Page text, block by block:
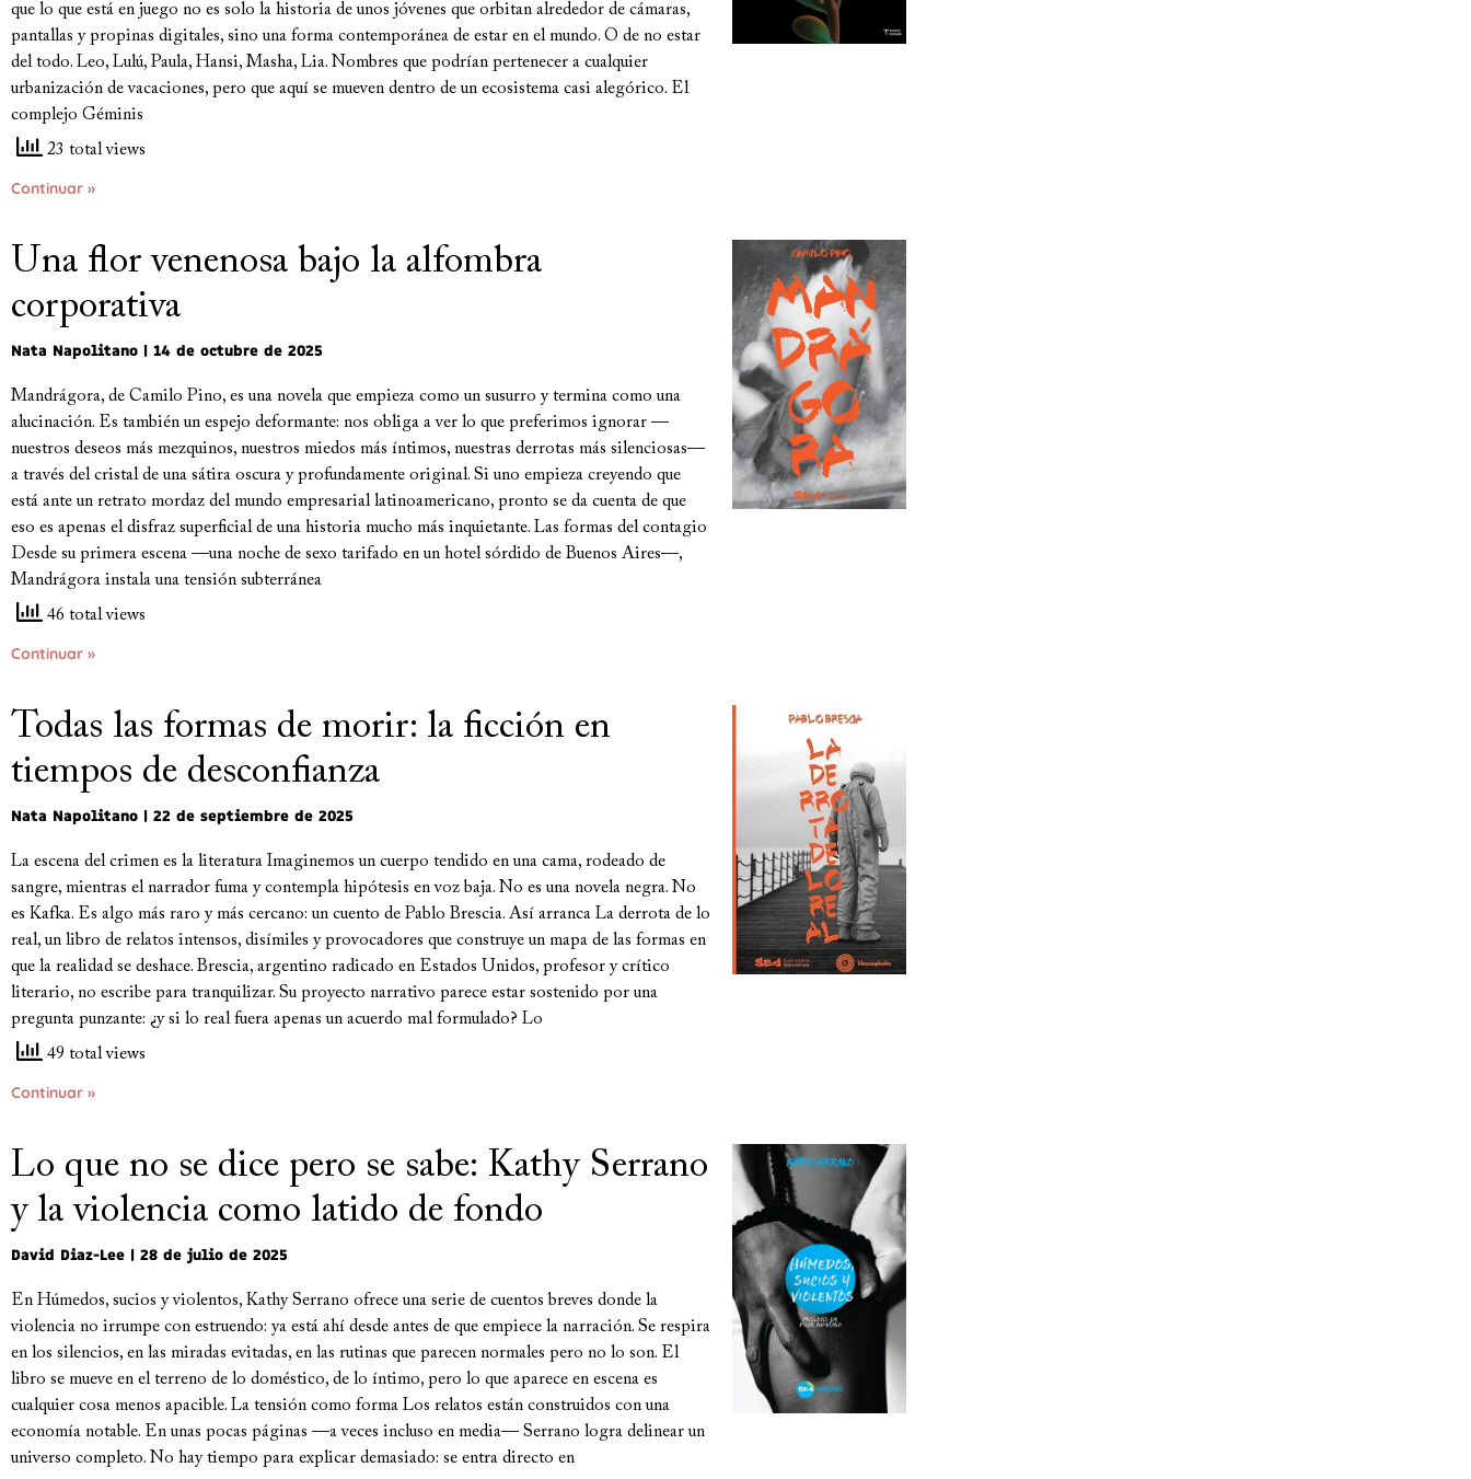
que lo que está en juego no es solo la historia de unos jóvenes que orbitan alrededor de cámaras,
pantallas y propinas digitales, sino una forma contemporánea de estar en el mundo. O de no estar
del todo. Leo, Lulú, Paula, Hansi, Masha, Lia. Nombres que podrían pertenecer a cualquier
urbanización de vacaciones, pero que aquí se mueven dentro de un ecosistema casi alegórico. El
complejo Géminis
23 total views
Continuar »
Una flor venenosa bajo la alfombra
corporativa
Nata Napolitano 14 de octubre de 2025
Mandrágora, de Camilo Pino, es una novela que empieza como un susurro y termina como una
alucinación. Es también un espejo deformante: nos obliga a ver lo que preferimos ignorar —
nuestros deseos más mezquinos, nuestros miedos más íntimos, nuestras derrotas más silenciosas—
a través del cristal de una sátira oscura y profundamente original. Si uno empieza creyendo que
está ante un retrato mordaz del mundo empresarial latinoamericano, pronto se da cuenta de que
eso es apenas el disfraz superficial de una historia mucho más inquietante. Las formas del contagio
Desde su primera escena —una noche de sexo tarifado en un hotel sórdido de Buenos Aires—,
Mandrágora instala una tensión subterránea
46 total views
Continuar »
Todas las formas de morir: la ficción en
tiempos de desconfianza
Nata Napolitano 22 de septiembre de 2025
La escena del crimen es la literatura Imaginemos un cuerpo tendido en una cama, rodeado de
sangre, mientras el narrador fuma y contempla hipótesis en voz baja. No es una novela negra. No
es Kafka. Es algo más raro y más cercano: un cuento de Pablo Brescia. Así arranca La derrota de lo
real, un libro de relatos intensos, disímiles y provocadores que construye un mapa de las formas en
que la realidad se deshace. Brescia, argentino radicado en Estados Unidos, profesor y crítico
literario, no escribe para tranquilizar. Su proyecto narrativo parece estar sostenido por una
pregunta punzante: ¿y si lo real fuera apenas un acuerdo mal formulado? Lo
49 total views
Continuar »
Lo que no se dice pero se sabe: Kathy Serrano
y la violencia como latido de fondo
David Diaz-Lee 28 de julio de 2025
En Húmedos, sucios y violentos, Kathy Serrano ofrece una serie de cuentos breves donde la
violencia no irrumpe con estruendo: ya está ahí desde antes de que empiece la narración. Se respira
en los silencios, en las miradas evitadas, en las rutinas que parecen normales pero no lo son. El
libro se mueve en el terreno de lo doméstico, de lo íntimo, pero lo que aparece en escena es
cualquier cosa menos apacible. La tensión como forma Los relatos están construidos con una
economía notable. En unas pocas páginas —a veces incluso en media— Serrano logra delinear un
universo completo. No hay tiempo para explicar demasiado: se entra directo en